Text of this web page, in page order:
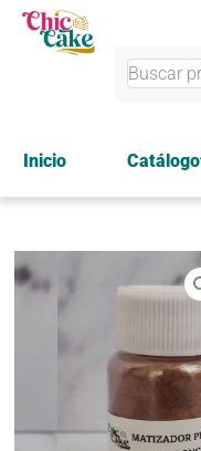
Inicio Catálogo